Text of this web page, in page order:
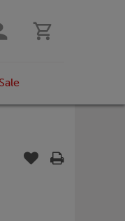
Sale